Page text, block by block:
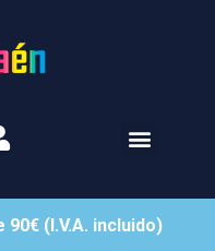
90€ (I.V.A. incluido)